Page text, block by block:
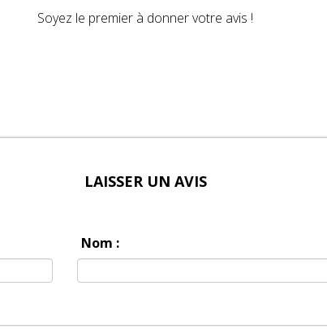
Soyez le premier à donner votre avis !
LAISSER UN AVIS
Nom :